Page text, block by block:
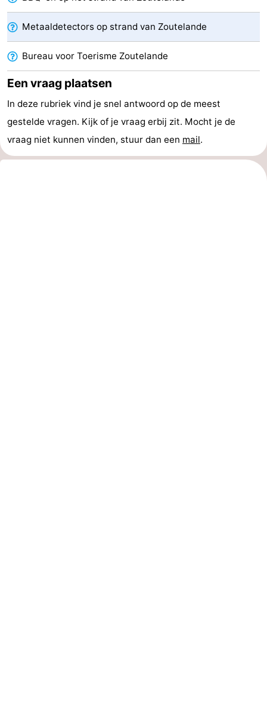
Kop
Schouwen
-
Natuur
Oranjezon
-
Oostkapelle
-
Natuur
de
-
Domburg
-
Metaaldetectors op strand van Zoutelande
Bureau voor Toerisme Zoutelande
Een vraag plaatsen
In deze rubriek vind je snel antwoord op de meest
gestelde vragen. Kijk of je vraag erbij zit. Mocht je de
vraag niet kunnen vinden, stuur dan een mail.